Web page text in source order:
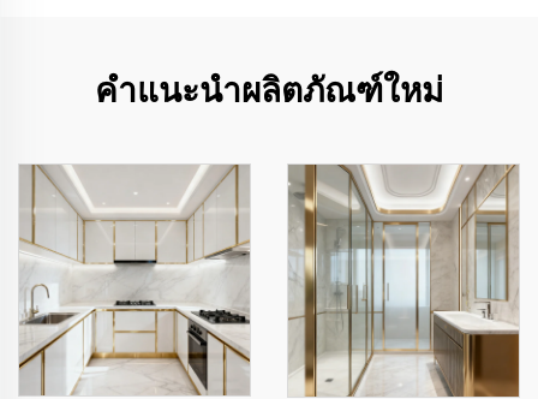
คำแนะนำผลิตภัณฑ์ใหม่